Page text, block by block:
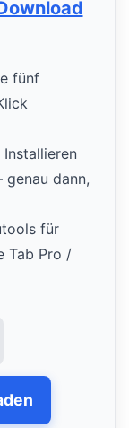
fünf
Installieren
genau dann,
für
Tab Pro /